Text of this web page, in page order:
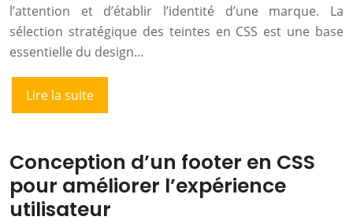
l’attention et d’établir l’identité d’une marque. La
sélection stratégique des teintes en CSS est une base
essentielle du design…
Lire la suite
Conception d’un footer en CSS
pour améliorer l’expérience
utilisateur